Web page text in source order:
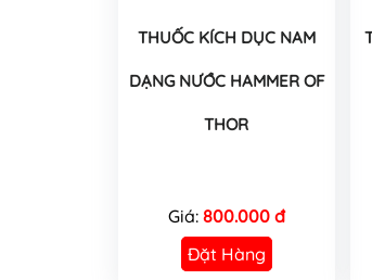
THUỐC KÍCH DỤC NAM
DẠNG NƯỚC HAMMER OF
THOR
Giá: 800.000 đ
Đặt Hàng